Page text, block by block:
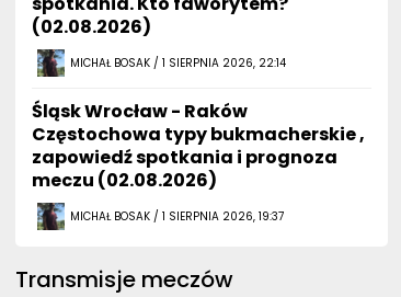
(02.08.2026)
MICHAŁ BOSAK / 1 SIERPNIA 2026, 22:14
Śląsk Wrocław - Raków
Częstochowa typy bukmacherskie ,
zapowiedź spotkania i prognoza
meczu (02.08.2026)
MICHAŁ BOSAK / 1 SIERPNIA 2026, 19:37
Transmisje meczów